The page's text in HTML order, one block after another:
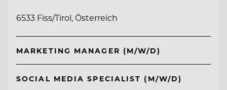
6533 Fiss/Tirol, Österreich
MARKETING MANAGER (M/W/D)
SOCIAL MEDIA SPECIALIST (M/W/D)